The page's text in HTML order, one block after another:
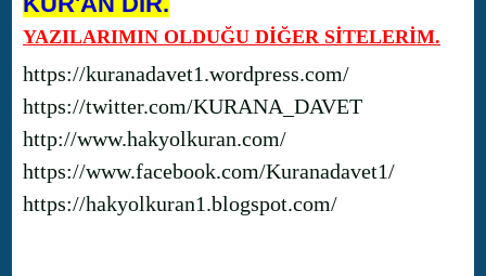
YAZILARIMIN OLDUĞU DİĞER SİTELERİM.
https://kuranadavet1.wordpress.com/
https://twitter.com/KURANA_DAVET
http://www.hakyolkuran.com/
https://www.facebook.com/Kuranadavet1/
https://hakyolkuran1.blogspot.com/